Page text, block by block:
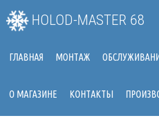
HOLOD-MASTER 68
ГЛАВНАЯ МОНТАЖ
О МАГАЗИНЕ КОНТАКТЫ